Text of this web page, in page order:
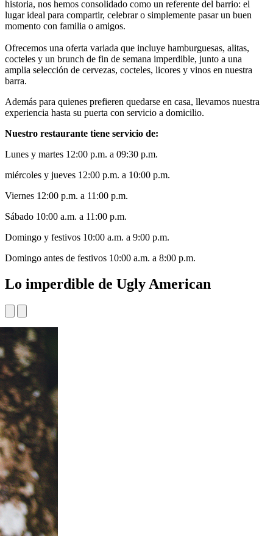
historia, nos hemos consolidado como un referente del barrio: el
lugar ideal para compartir, celebrar o simplemente pasar un buen
momento con familia o amigos.
Ofrecemos una oferta variada que incluye hamburguesas, alitas,
cocteles y un brunch de fin de semana imperdible, junto a una
amplia selección de cervezas, cocteles, licores y vinos en nuestra
barra.
Además para quienes prefieren quedarse en casa, llevamos nuestra
experiencia hasta su puerta con servicio a domicilio.
Nuestro restaurante tiene servicio de:
Lunes y martes 12:00 p.m. a 09:30 p.m.
miércoles y jueves 12:00 p.m. a 10:00 p.m.
Viernes 12:00 p.m. a 11:00 p.m.
Sábado 10:00 a.m. a 11:00 p.m.
Domingo y festivos 10:00 a.m. a 9:00 p.m.
Domingo antes de festivos 10:00 a.m. a 8:00 p.m.
Lo imperdible de Ugly American